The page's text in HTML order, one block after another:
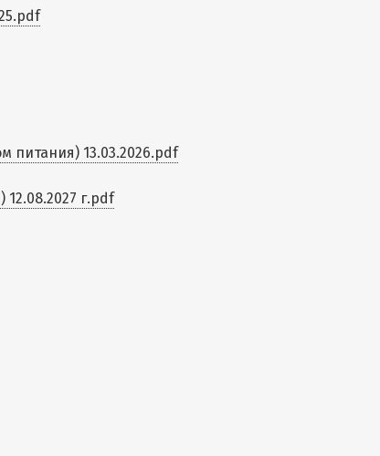
питания) 13.03.2026.pdf
г.pdf